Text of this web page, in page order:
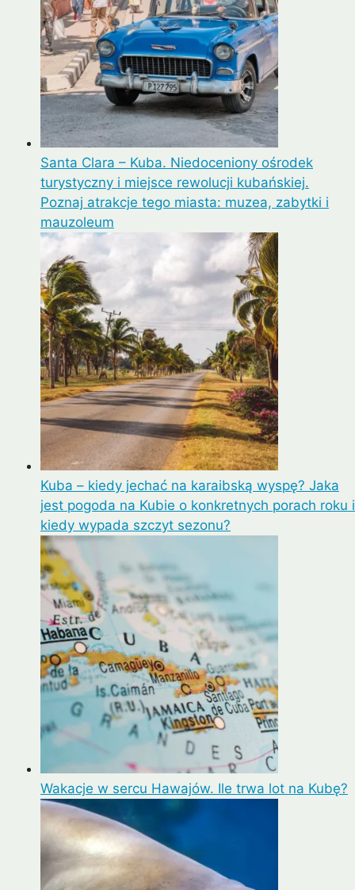
Santa Clara – Kuba. Niedoceniony ośrodek
turystyczny i miejsce rewolucji kubańskiej.
Poznaj atrakcje tego miasta: muzea, zabytki i
mauzoleum
Kuba – kiedy jechać na karaibską wyspę? Jaka
jest pogoda na Kubie o konkretnych porach roku i
kiedy wypada szczyt sezonu?
Wakacje w sercu Hawajów. Ile trwa lot na Kubę?